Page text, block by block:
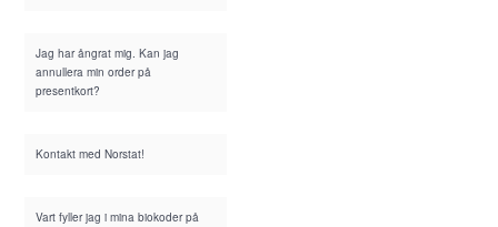
Jag har ångrat mig. Kan jag
annullera min order på
presentkort?
Kontakt med Norstat!
Vart fyller jag i mina biokoder på